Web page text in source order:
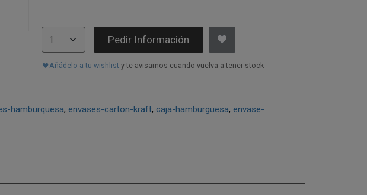
Pedir Información
Añádelo a tu wishlist y te avisamos cuando vuelva a tener stock
hamburquesa envases-carton-kraft caja-hamburguesa envase-